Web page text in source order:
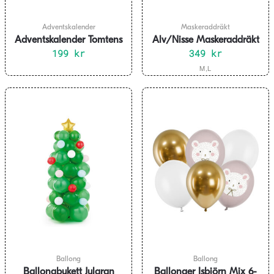
Adventskalender
Adventskalender Tomtens
släde DIY
199 kr
Maskeraddräkt
Alv/Nisse Maskeraddräkt
Vuxen
349 kr
Den
varianter.
De
olika
alternativen
kan
väljas
M,L
Ballong Ballong